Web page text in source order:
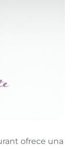
ofrece una